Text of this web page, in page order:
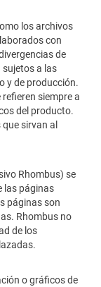
los archivos
con
de
sujetos a las
y de producción.
siempre a
del producto.
sirvan al
Rhombus) se
las páginas
páginas son
Rhombus no
de los
o gráficos de